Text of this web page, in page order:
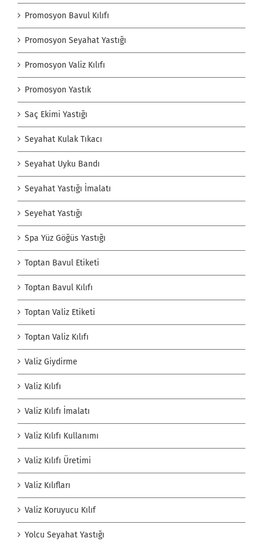
Promosyon Bavul Kılıfı
Promosyon Seyahat Yastığı
Promosyon Valiz Kılıfı
Promosyon Yastık
Saç Ekimi Yastığı
Seyahat Kulak Tıkacı
Seyahat Uyku Bandı
Seyahat Yastığı İmalatı
Seyehat Yastığı
Spa Yüz Göğüs Yastığı
Toptan Bavul Etiketi
Toptan Bavul Kılıfı
Toptan Valiz Etiketi
Toptan Valiz Kılıfı
Valiz Giydirme
Valiz Kılıfı
Valiz Kılıfı İmalatı
Valiz Kılıfı Kullanımı
Valiz Kılıfı Üretimi
Valiz Kılıfları
Valiz Koruyucu Kılıf
Yolcu Seyahat Yastığı